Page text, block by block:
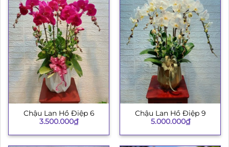
Chậu Lan Hồ Điệp 6
3.500.000₫
Chậu Lan Hồ Điệp 9
5.000.000₫